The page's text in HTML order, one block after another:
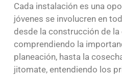
Cada instalación es una
jóvenes se involucren en
desde la construcción de la
comprendiendo la
planeación, hasta la
jitomate, entendiendo los